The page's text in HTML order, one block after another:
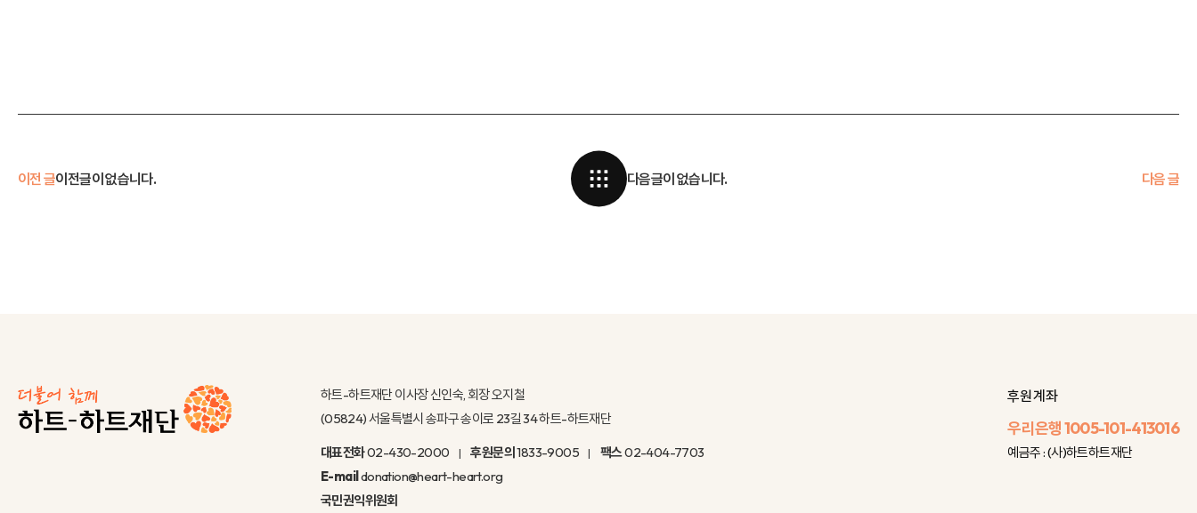
이전 글이전글이 없습니다. 다음글이 없습니다. 다음 글
하트-하트재단 이사장 신인숙, 회장 오지철
(05824) 서울특별시 송파구 송이로 23길 34 하트-하트재단
대표전화02-430-2000 후원문의1833-9005 팩스02-404-7703
E-maildonation@heart-heart.org
국민권익위원회
후원 계좌
우리은행1005-101-413016
예금주 : (사)하트하트재단